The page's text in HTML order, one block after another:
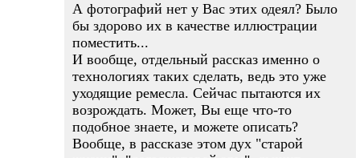
А фотографий нет у Вас этих одеял? Было
бы здорово их в качестве иллюстрации
поместить...
И вообще, отдельный рассказ именно о
технологиях таких сделать, ведь это уже
уходящие ремесла. Сейчас пытаются их
возрождать. Может, Вы еще что-то
подобное знаете, и можете описать?
Вообще, в рассказе этом дух "старой